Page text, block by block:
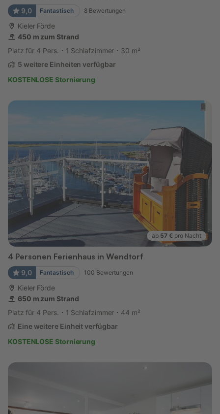
9,0 Fantastisch 8 Bewertungen
Kieler Förde
450 m zum Strand
Platz für 4 Pers.
1 Schlafzimmer
30 m²
5 weitere Einheiten verfügbar
KOSTENLOSE Stornierung
ab 57 € pro Nacht
4 Personen Ferienhaus in Wendtorf
9,0 Fantastisch 100 Bewertungen
Kieler Förde
650 m zum Strand
Platz für 4 Pers.
1 Schlafzimmer
44 m²
Eine weitere Einheit verfügbar
KOSTENLOSE Stornierung